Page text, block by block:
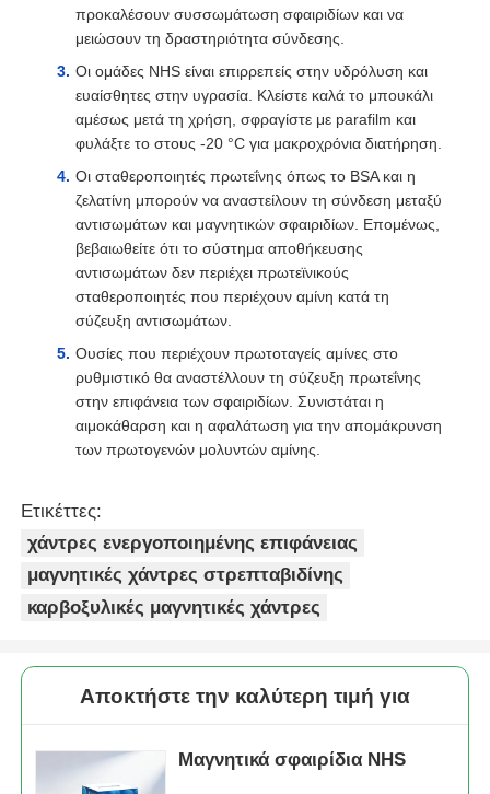
προκαλέσουν συσσωμάτωση σφαιριδίων και να
μειώσουν τη δραστηριότητα σύνδεσης.
Οι ομάδες NHS είναι επιρρεπείς στην υδρόλυση και
ευαίσθητες στην υγρασία. Κλείστε καλά το μπουκάλι
αμέσως μετά τη χρήση, σφραγίστε με parafilm και
φυλάξτε το στους -20 °C για μακροχρόνια διατήρηση.
Οι σταθεροποιητές πρωτεΐνης όπως το BSA και η
ζελατίνη μπορούν να αναστείλουν τη σύνδεση μεταξύ
αντισωμάτων και μαγνητικών σφαιριδίων. Επομένως,
βεβαιωθείτε ότι το σύστημα αποθήκευσης
αντισωμάτων δεν περιέχει πρωτεϊνικούς
σταθεροποιητές που περιέχουν αμίνη κατά τη
σύζευξη αντισωμάτων.
Ουσίες που περιέχουν πρωτοταγείς αμίνες στο
ρυθμιστικό θα αναστέλλουν τη σύζευξη πρωτεΐνης
στην επιφάνεια των σφαιριδίων. Συνιστάται η
αιμοκάθαρση και η αφαλάτωση για την απομάκρυνση
των πρωτογενών μολυντών αμίνης.
Ετικέττες:
χάντρες ενεργοποιημένης επιφάνειας
μαγνητικές χάντρες στρεπταβιδίνης
καρβοξυλικές μαγνητικές χάντρες
Αποκτήστε την καλύτερη τιμή για
Μαγνητικά σφαιρίδια NHS